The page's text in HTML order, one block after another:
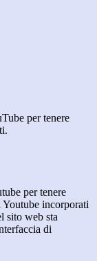
per tenere
per tenere
incorporati
sito web sta
di